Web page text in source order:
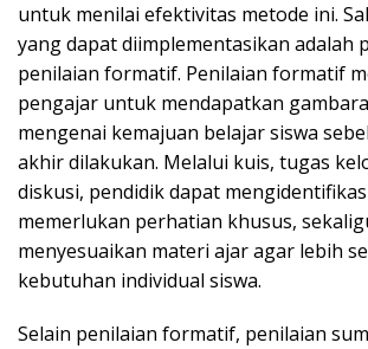
untuk menilai efektivitas metode ini.
yang dapat diimplementasikan adalah
penilaian formatif. Penilaian formatif
pengajar untuk mendapatkan
mengenai kemajuan belajar siswa
akhir dilakukan. Melalui kuis, tugas
diskusi, pendidik dapat
memerlukan perhatian khusus,
menyesuaikan materi ajar agar lebih
kebutuhan individual siswa.
Selain penilaian formatif, penilaian